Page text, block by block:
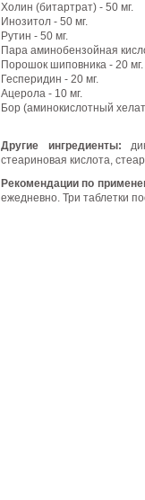
Холин (битартрат) - 50 мг.
Инозитол - 50 мг.
Рутин - 50 мг.
Пара аминобензойная
Порошок шиповника - 20 мг.
Гесперидин - 20 мг.
Ацерола - 10 мг.
Бор (аминокислотный
Другие ингредиенты:
стеариновая кислота,
Рекомендации по
ежедневно. Три таблетки